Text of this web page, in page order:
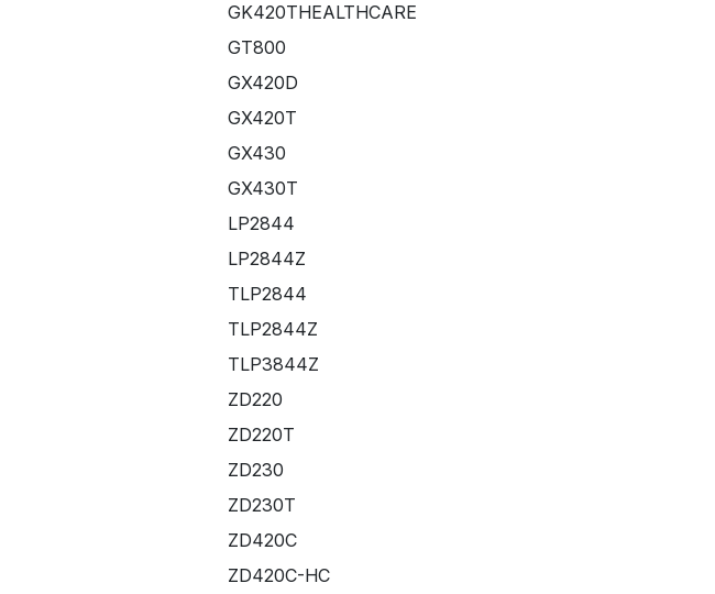
GK420THEALTHCARE
GT800
GX420D
GX420T
GX430
GX430T
LP2844
LP2844Z
TLP2844
TLP2844Z
TLP3844Z
ZD220
ZD220T
ZD230
ZD230T
ZD420C
ZD420C-HC